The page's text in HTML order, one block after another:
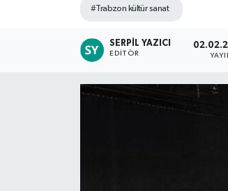
#Trabzon kültür sanat
SERPIL YAZICI
EDITÖR